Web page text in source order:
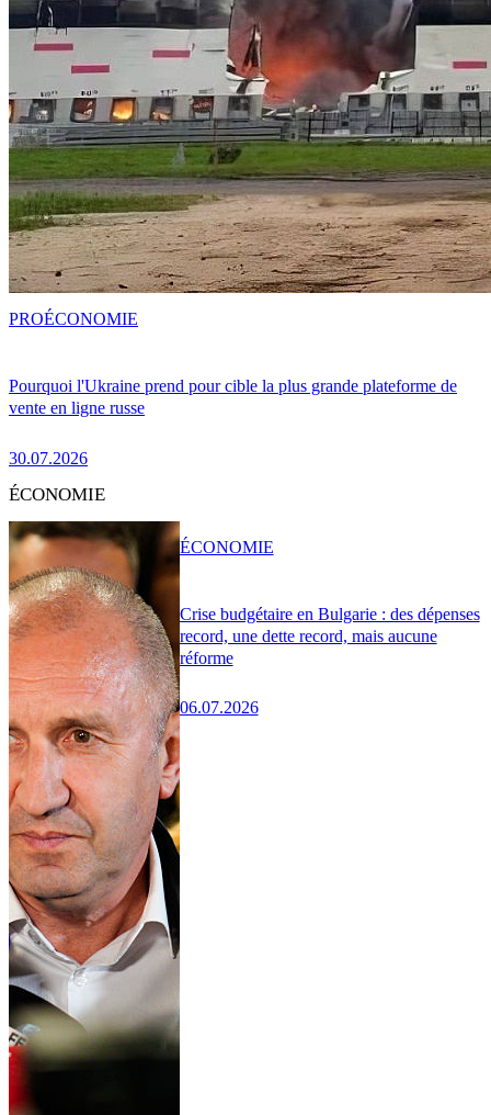
Pourquoi l'Ukraine prend pour cible la plus grande plateforme de
vente en ligne russe
30.07.2026
PROÉCONOMIE
ÉCONOMIE
Crise budgétaire en Bulgarie : des dépenses
record, une dette record, mais aucune
réforme
06.07.2026
ÉCONOMIE